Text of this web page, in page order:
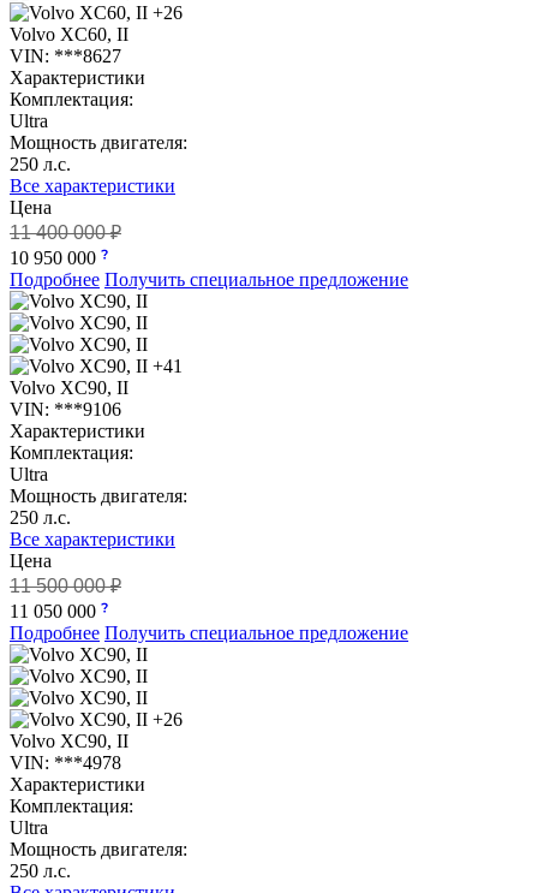
+26
Volvo XC60, II
VIN: ***8627
Характеристики
Комплектация:
Ultra
Мощность двигателя:
250 л.с.
Все характеристики
Цена
11 400 000 ₽
10 950 000
Подробнее Получить специальное предложение
+41
Volvo XC90, II
VIN: ***9106
Характеристики
Комплектация:
Ultra
Мощность двигателя:
250 л.с.
Все характеристики
Цена
11 500 000 ₽
11 050 000
Подробнее Получить специальное предложение
+26
Volvo XC90, II
VIN: ***4978
Характеристики
Комплектация:
Ultra
Мощность двигателя:
250 л.с.